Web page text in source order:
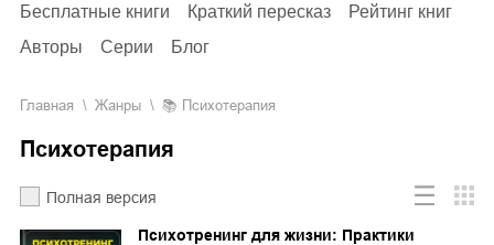
Бесплатные книги
Краткий пересказ
Рейтинг книг
Авторы
Серии Блог
Главная Жанры Психотерапия
Психотерапия
Полная версия
Психотренинг для жизни: Практики